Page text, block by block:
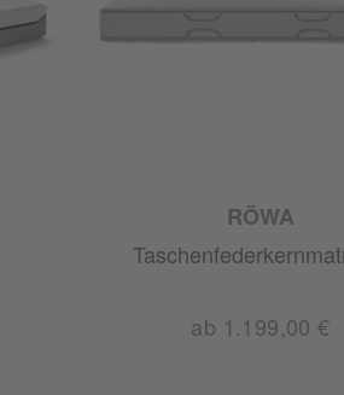
RÖWA
ab 1.199,00 €